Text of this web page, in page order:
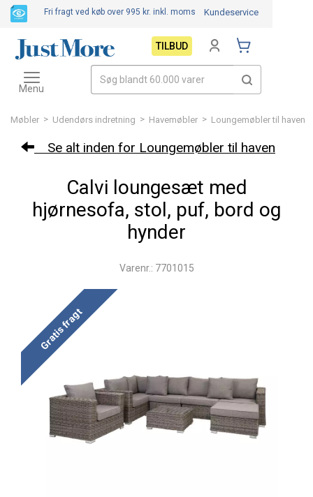
Møbler > Udendørs indretning > Havemøbler > Loungemøbler til haven
Se alt inden for Loungemøbler til haven
Calvi loungesæt med
hjørnesofa, stol, puf, bord og
hynder
Varenr.: 7701015
Gratis fragt
Fri fragt ved køb over 995 kr. inkl. moms Kundeservice
TILBUD
Toggle
navigation
Menu